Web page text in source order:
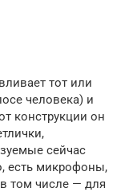
тот или
человека) и
конструкции он
сейчас
есть микрофоны,
том числе — для